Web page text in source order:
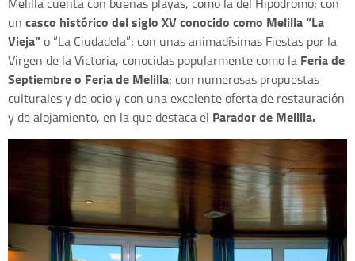
Melilla cuenta con buenas playas, como la del Hipódromo; con
un casco histórico del siglo XV conocido como Melilla “La
Vieja”o “La Ciudadela”; con unas animadísimas Fiestas por la
Virgen de la Victoria, conocidas popularmente como la Feria de
Septiembre o Feria de Melilla; con numerosas propuestas
culturales y de ocio y con una excelente oferta de restauración
y de alojamiento, en la que destaca el Parador de Melilla.